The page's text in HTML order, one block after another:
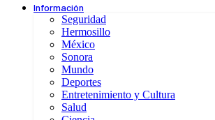
Información
Seguridad
Hermosillo
México
Sonora
Mundo
Deportes
Entretenimiento y Cultura
Salud